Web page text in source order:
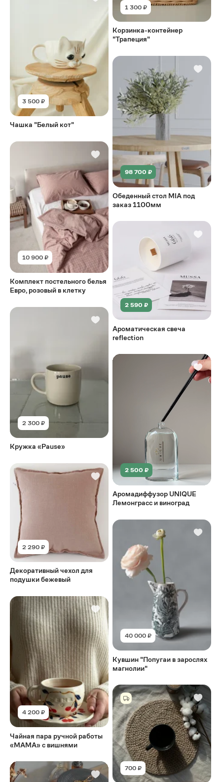
3 500 ₽
Чашка "Белый кот"
10 900 ₽
Комплект постельного белья
Евро, розовый в клетку
2 300 ₽
Кружка «Pause»
2 290 ₽
Декоративный чехол для
подушки бежевый
4 200 ₽
Чайная пара ручной работы
«МАМА» с вишнями
1 300 ₽
Корзинка-контейнер
"Трапеция"
98 700 ₽
Обеденный стол MIA под
заказ 1100мм
2 590 ₽
Ароматическая свеча
reflection
2 500 ₽
Аромадиффузор UNIQUE
Лемонграсс и виноград
40 000 ₽
Кувшин "Попугаи в зарослях
магнолии"
700 ₽